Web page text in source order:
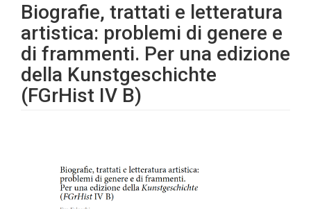
Biografie, trattati e letteratura
artistica: problemi di genere e
di frammenti. Per una edizione
della Kunstgeschichte
(FGrHist IV B)
dell'articolo